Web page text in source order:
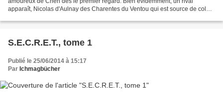
apparaît, Nicolas d'Aulnay des Charentes du Ventou qui est source de colère
S.E.C.R.E.T., tome 1
Publié le 25/06/2014 à 15:17
Par Ichmagbücher